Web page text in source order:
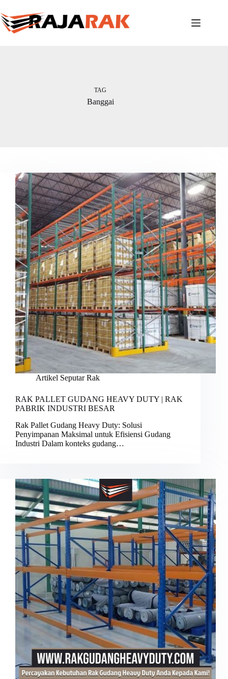
to
content
TAG
Banggai
Artikel Seputar Rak
RAK PALLET GUDANG HEAVY DUTY | RAK
PABRIK INDUSTRI BESAR
Rak Pallet Gudang Heavy Duty: Solusi
Penyimpanan Maksimal untuk Efisiensi Gudang
Industri Dalam konteks gudang…